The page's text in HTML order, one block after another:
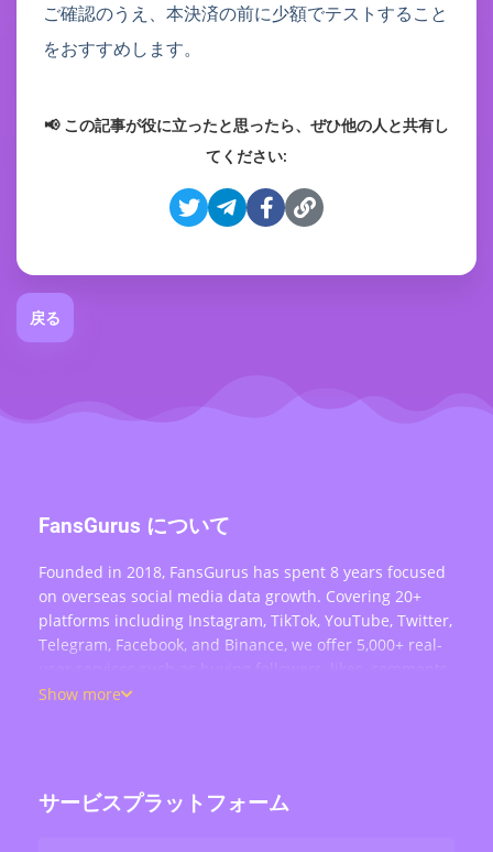
ご確認のうえ、本決済の前に少額でテストすること
をおすすめします。
📢 この記事が役に立ったと思ったら、ぜひ他の人と共有し
てください:
戻る
FansGurus について
Founded in 2018, FansGurus has spent 8 years focused
on overseas social media data growth. Covering 20+
platforms including Instagram, TikTok, YouTube, Twitter,
Telegram, Facebook, and Binance, we offer 5,000+ real-
views, retweets, and live stream engagement — serving
Show more
サービスプラットフォーム